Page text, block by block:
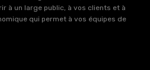
à un large public, à vos clients et à
qui permet à vos équipes de